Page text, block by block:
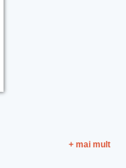
+ mai mult